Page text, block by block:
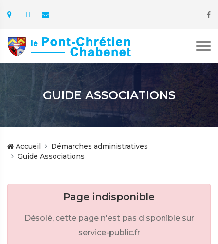
GUIDE ASSOCIATIONS
Accueil
Démarches administratives
Guide Associations
Page indisponible
Désolé, cette page n'est pas disponible sur
service-public.fr